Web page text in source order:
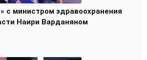
с министром здравоохранения
Наири Варданяном